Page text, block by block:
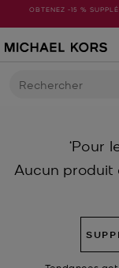
OBTENEZ -15 %
Rechercher
‘Pour
Aucun produit